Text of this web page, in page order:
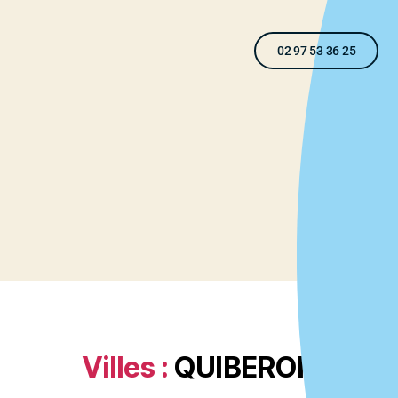
02 97 53 36 25
Villes : QUIBERON